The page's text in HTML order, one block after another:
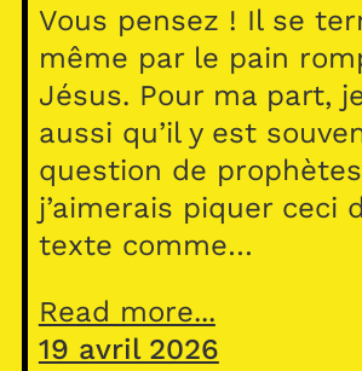
Vous pensez ! Il se
même par le pain
Jésus. Pour ma part,
aussi qu’il y est
question de
j’aimerais piquer ceci
texte comme…
Read more...
19 avril 2026